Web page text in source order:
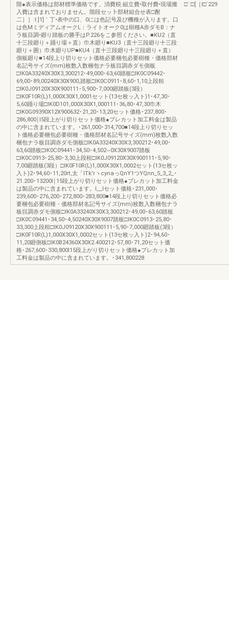
階●表示価格は部材標準価格です。消費税·組立費•取付費•現場搬
入費は含まれておりません。階段セッ卜部材組合せ表□酎
二］］:l:]1]｀丁•表中の口、0には色記号及び機種が入ります。口
は色MミディアムオークL：ライトオーク0は樹種A赤ダモB：ナ
ラ板目調•廻り踏板の勝手はP.226をこ参照ください。■KU2（直
十三段廻り＋踊り場＋直）巾木廻り■KU3（直十三段廻り十三段
廻り＋囲）巾木廻りUP■KU4（直十三段廻り十三段廻り＋直）
側板廻り■14段上り切りセット価格必要梱包必要樹種・価格部材
名記号サイズ(mm)枚数入数梱包ナラ板目調赤ダモ側板
□IK0A33240X30X3,300212･49,000･63,60踏板□IK0C09442･
69,00･89,00240X30X900,踏板□IK0C0911･8,60･1,10上段桓
□IK0J09120X30X900111･5,900･7,000廻踏板(3段）
□IK0F10R(L)1,000X30X1,0001セット(13セ枚ッ入ト)1･47,30･
5,60踊り場□IK0D101,000X30X1,000111･36,80･47,30巾木
□IK0G09390X12X900632･21,20･13,20セット価格･237,800･
286,800￨l5段上がり切りセット価格●プレカット加工料金は製品
の中に含まれています。･261,000･314,700■14段上り切りセッ
ト価格必要梱包必要樹種・価格部材名記号サイズ(mm)枚数入数
梱包ナラ板目調赤ダモ側板□IK0A33240X30X3,300212･49,00･
63,60踏板□IK0C09441･34,50･4,502~0X30X9007踏板
□IK0C0913･25,80･3,30上段桓□IK0J09120X30X900111･5,90･
7,00廻踏板(3段）□IK0F10R(L)1,000X30X1,0002セット(13セ枚ッ
入ト)2･94,60･11,20rt,太「lTk'rヽcynaっQnY1つYQnn_5_3_2_･
21.200･13200I￨15段上がり切りセット価格●プレカット加工料金
は製品の中に含まれています。I,_,Iセット価格･231,000･
239,600･276,200･272,800･283,800■14段上り切りセット価格必
要梱包必要樹種・価格部材名記号サイズ(mm)枚数入数梱包ナラ
板目調赤ダモ側板□IK0A33240X30X3,300212･49,00･63,60踏板
□IK0C09441･34,50･4,50240X30X9007踏板□IK0C0913･25,80･
33,300上段桓□IK0J09120X30X900111･5,90･7,000廻踏板(3段）
□IK0F10R(L)1,000X30X1,0002セット(13セ枚ッ入ト)2･94,60･
11,20廻側板□IK0B24360X30X2.400212･57,80･71,20セット価
格･267,600･330,800l15段上がり切りセット価格●プレカット加
工料金は製品の中に含まれています。･341,800228
□`:□[［I□`229